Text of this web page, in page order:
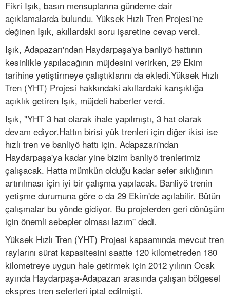
Fikri Işık, basın mensuplarına gündeme dair
açıklamalarda bulundu. Yüksek Hızlı Tren Projesi'ne
değinen Işık, akıllardaki soru işaretine cevap verdi.
Işık, Adapazarı'ndan Haydarpaşa'ya banliyö hattının
kesinlikle yapılacağının müjdesini verirken, 29 Ekim
tarihine yetiştirmeye çalıştıklarını da ekledi.Yüksek Hızlı
Tren (YHT) Projesi hakkındaki akıllardaki karışıklığa
açıklık getiren Işık, müjdeli haberler verdi.
Işık, "YHT 3 hat olarak ihale yapılmıştı, 3 hat olarak
devam ediyor.Hattın birisi yük trenleri için diğer ikisi ise
hızlı tren ve banliyö hattı için. Adapazarı'ndan
Haydarpaşa'ya kadar yine bizim banliyö trenlerimiz
çalışacak. Hatta mümkün olduğu kadar sefer sıklığının
artırılması için iyi bir çalışma yapılacak. Banliyö trenin
yetişme durumuna göre o da 29 Ekim'de açılabilir. Bütün
çalışmalar bu yönde gidiyor. Bu projelerden geri dönüşüm
için önemli sebepler olması lazım'' dedi.
Yüksek Hızlı Tren (YHT) Projesi kapsamında mevcut tren
raylarını sürat kapasitesini saatte 120 kilometreden 180
kilometreye uygun hale getirmek için 2012 yılının Ocak
ayında Haydarpaşa-Adapazarı arasında çalışan bölgesel
ekspres tren seferleri iptal edilmişti.